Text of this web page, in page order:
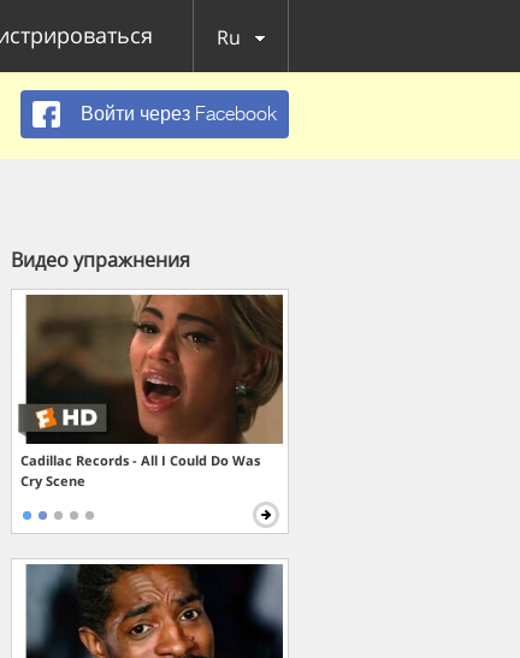
Ru
Войти через Facebook
Видео упражнения
Cadillac Records - All I Could Do Was
Cry Scene